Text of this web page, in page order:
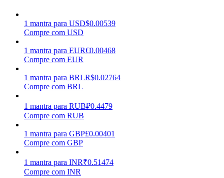
Porquinho poderoso
1 mantra para USD$0.00539
Compre com USD
1 mantra para EUR€0.00468
Compre com EUR
1 mantra para BRLR$0.02764
Compre com BRL
1 mantra para RUB₽0.4479
Compre com RUB
1 mantra para GBP£0.00401
Compre com GBP
1 mantra para INR₹0.51474
Compre com INR